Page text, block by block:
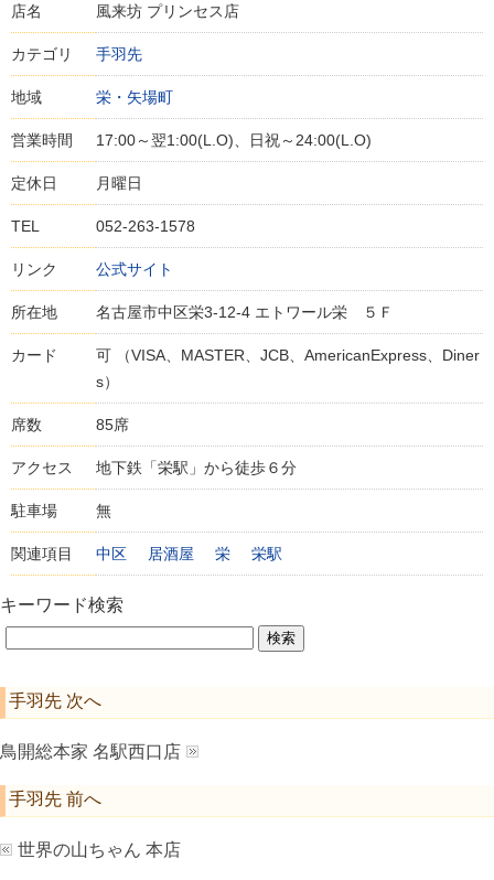
店名 風来坊 プリンセス店
カテゴリ 手羽先
地域 栄・矢場町
営業時間 17:00～翌1:00(L.O)、日祝～24:00(L.O)
定休日 月曜日
TEL 052-263-1578
リンク 公式サイト
所在地 名古屋市中区栄3-12-4 エトワール栄 ５Ｆ
カード
可 （VISA、MASTER、JCB、AmericanExpress、Diner
s）
席数 85席
アクセス 地下鉄「栄駅」から徒歩６分
駐車場 無
関連項目 中区 居酒屋 栄 栄駅
キーワード検索
手羽先 次へ
鳥開総本家 名駅西口店
手羽先 前へ
世界の山ちゃん 本店